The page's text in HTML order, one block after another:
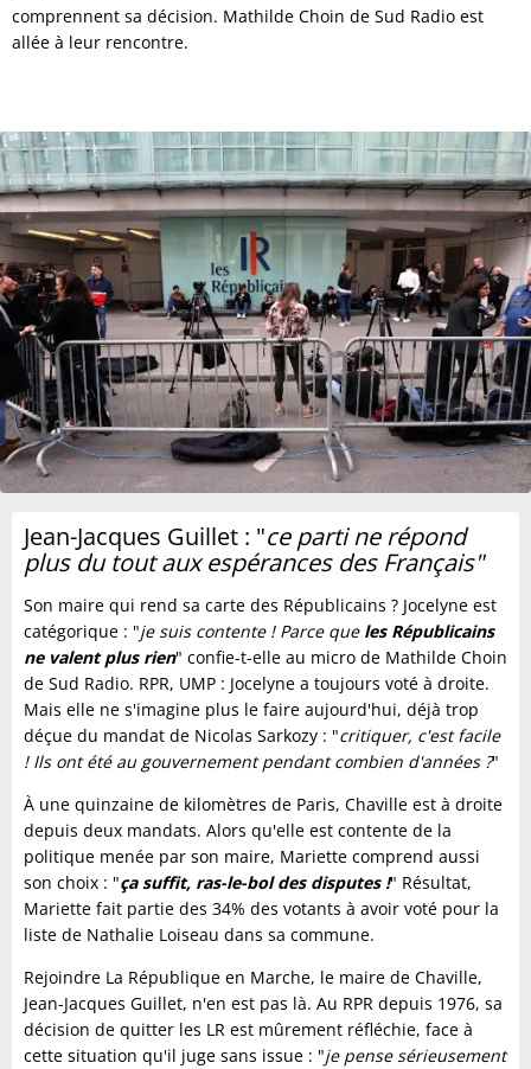
comprennent sa décision. Mathilde Choin de Sud Radio est
allée à leur rencontre.
Jean-Jacques Guillet : "ce parti ne répond
plus du tout aux espérances des Français"
Son maire qui rend sa carte des Républicains ? Jocelyne est
catégorique : "je suis contente ! Parce que les Républicains
ne valent plus rien" confie-t-elle au micro de Mathilde Choin
de Sud Radio. RPR, UMP : Jocelyne a toujours voté à droite.
Mais elle ne s'imagine plus le faire aujourd'hui, déjà trop
déçue du mandat de Nicolas Sarkozy : "critiquer, c'est facile
! Ils ont été au gouvernement pendant combien d'années ?"
À une quinzaine de kilomètres de Paris, Chaville est à droite
depuis deux mandats. Alors qu'elle est contente de la
politique menée par son maire, Mariette comprend aussi
son choix : "ça suffit, ras-le-bol des disputes !" Résultat,
Mariette fait partie des 34% des votants à avoir voté pour la
liste de Nathalie Loiseau dans sa commune.
Rejoindre La République en Marche, le maire de Chaville,
Jean-Jacques Guillet, n'en est pas là. Au RPR depuis 1976, sa
décision de quitter les LR est mûrement réfléchie, face à
cette situation qu'il juge sans issue : "je pense sérieusement